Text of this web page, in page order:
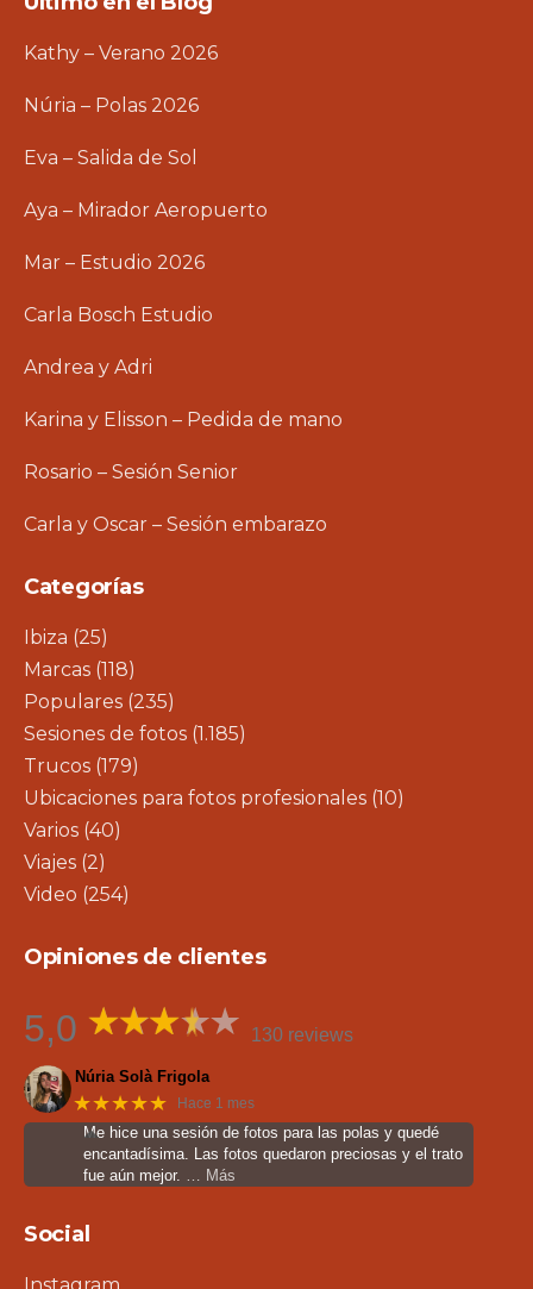
Kathy – Verano 2026
Núria – Polas 2026
Eva – Salida de Sol
Aya – Mirador Aeropuerto
Mar – Estudio 2026
Carla Bosch Estudio
Andrea y Adri
Karina y Elisson – Pedida de mano
Rosario – Sesión Senior
Carla y Oscar – Sesión embarazo
Categorías
Ibiza (25)
Marcas (118)
Populares (235)
Sesiones de fotos (1.185)
Trucos (179)
Ubicaciones para fotos profesionales (10)
Varios (40)
Viajes (2)
Video (254)
Opiniones de clientes
5,0 130 reviews
Núria Solà Frigola
★★★★★ Hace 1 mes
Me hice una sesión de fotos para las polas y quedé
encantadísima. Las fotos quedaron preciosas y el trato
fue aún mejor.
… Más
Social
Instagram